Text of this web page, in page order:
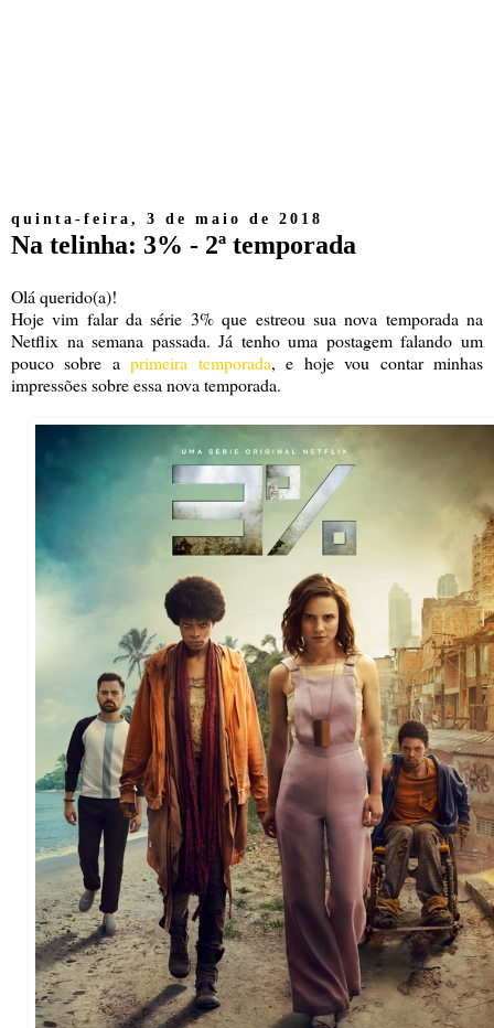
quinta-feira, 3 de maio de 2018
Na telinha: 3% - 2ª temporada
Olá querido(a)!
Hoje vim falar da série 3% que estreou sua nova temporada na
Netflix na semana passada. Já tenho uma postagem falando um
pouco sobre aprimeira temporada, e hoje vou contar minhas
impressões sobre essa nova temporada.